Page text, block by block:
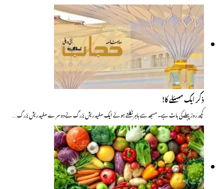
ذکر ایک مسئلے کا!
کچھ روز پہلے کی بات ہے۔ مسجد سے باہر نکلتے ہوئے ایک سفید ریش بزرگ نے دوسرے سفید ریش بزرگ…